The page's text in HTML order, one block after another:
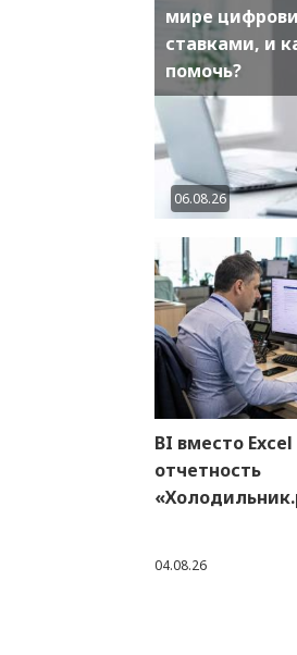
мире
ставками, и
помочь?
06.08.26
BI вместо
отчетность
04.08.26